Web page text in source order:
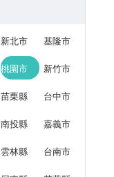
新北市 基隆市
桃園市 新竹市
苗栗縣 台中市
南投縣 嘉義市
雲林縣 台南市